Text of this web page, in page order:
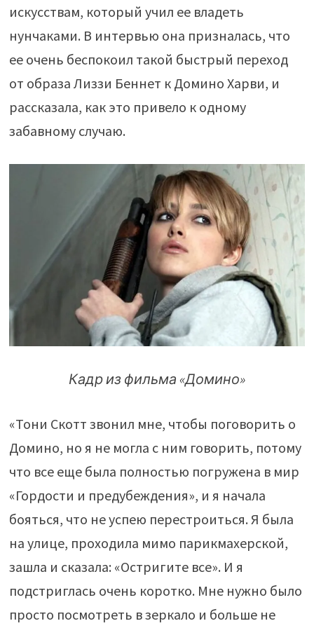
искусствам, который учил ее владеть
нунчаками. В интервью она призналась, что
ее очень беспокоил такой быстрый переход
от образа Лиззи Беннет к Домино Харви, и
рассказала, как это привело к одному
забавному случаю.
Кадр из фильма «Домино»
«Тони Скотт звонил мне, чтобы поговорить о
Домино, но я не могла с ним говорить, потому
что все еще была полностью погружена в мир
«Гордости и предубеждения», и я начала
бояться, что не успею перестроиться. Я была
на улице, проходила мимо парикмахерской,
зашла и сказала: «Остригите все». И я
подстриглась очень коротко. Мне нужно было
просто посмотреть в зеркало и больше не